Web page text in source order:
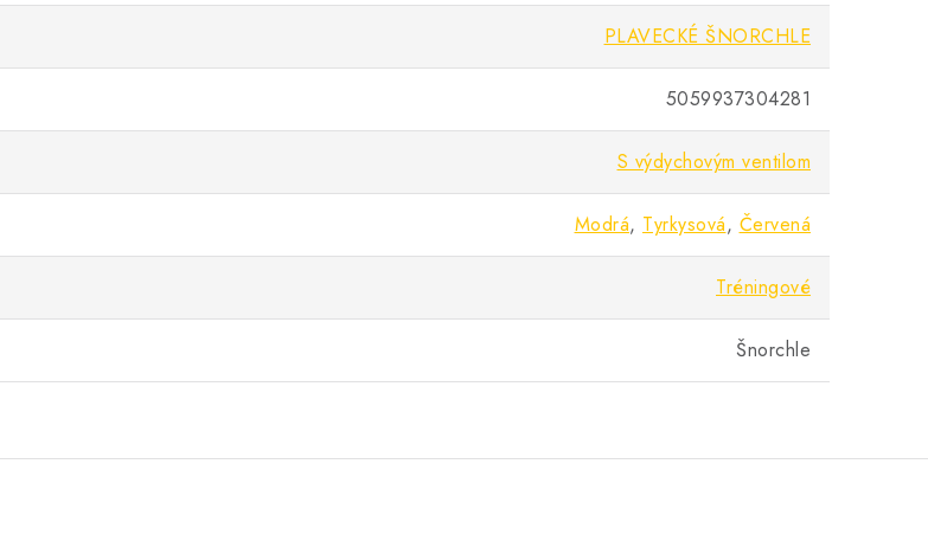
PLAVECKÉ ŠNORCHLE
5059937304281
S výdychovým ventilom
Modrá, Tyrkysová, Červená
Tréningové
Šnorchle